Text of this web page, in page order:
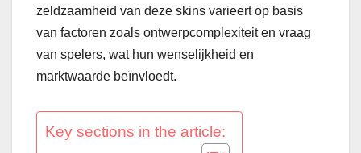
zeldzaamheid van deze skins varieert op basis
van factoren zoals ontwerpcomplexiteit en vraag
van spelers, wat hun wenselijkheid en
marktwaarde beïnvloedt.
Key sections in the article: